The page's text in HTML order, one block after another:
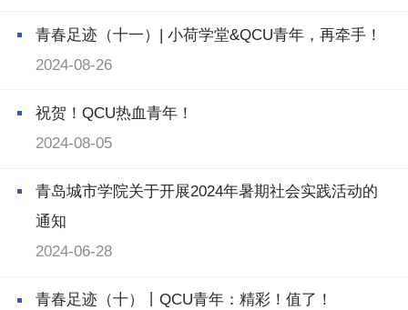
青春足迹（十一）| 小荷学堂&QCU青年，再牵手！
2024-08-26
祝贺！QCU热血青年！
2024-08-05
青岛城市学院关于开展2024年暑期社会实践活动的
通知
2024-06-28
青春足迹（十）丨QCU青年：精彩！值了！